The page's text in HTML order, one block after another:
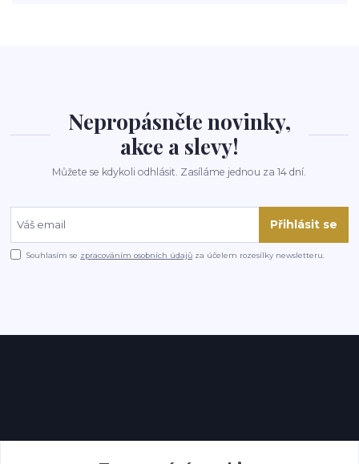
Nepropásněte novinky,
akce a slevy!
Můžete se kdykoli odhlásit. Zasíláme jednou za 14 dní.
Přihlásit se
Souhlasím se zpracováním osobních údajů za účelem rozesílky newsletteru.